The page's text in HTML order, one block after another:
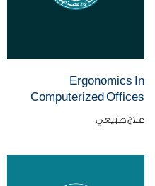
Ergonomics In
Computerized Offices
علاج طبيعي